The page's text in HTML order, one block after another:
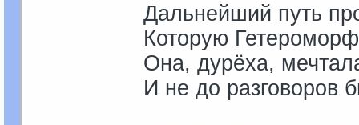
Дальнейший путь
Которую
Она, дурёха,
И не до разговоров